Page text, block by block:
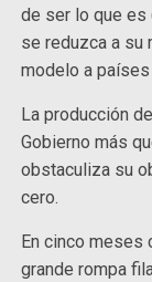
de ser lo que es
se reduzca a su
modelo a países
La producción
Gobierno más
obstaculiza su
cero.
En cinco meses
grande rompa